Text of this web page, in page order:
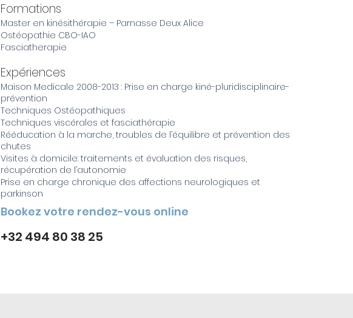
Formations
Master en kinésithérapie – Parnasse Deux Alice
Ostéopathie CBO-IAO
Fasciatherapie
Expériences
Maison Medicale 2008-2013 : Prise en charge kiné-pluridisciplinaire-
prévention
Techniques Ostéopathiques
Techniques viscérales et fasciathérapie
Rééducation à la marche, troubles de l’équilibre et prévention des
chutes
Visites à domicile: traitements et évaluation des risques,
récupération de l’autonomie
Prise en charge chronique des affections neurologiques et
parkinson
Bookez votre rendez-vous online
+32 494 80 38 25